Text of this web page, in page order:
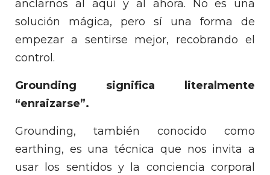
anclarnos al aquí y al ahora. No es una
solución mágica, pero sí una forma de
empezar a sentirse mejor, recobrando el
control.
Grounding significa literalmente
“enraizarse”.
Grounding, también conocido como
earthing, es una técnica que nos invita a
usar los sentidos y la conciencia corporal